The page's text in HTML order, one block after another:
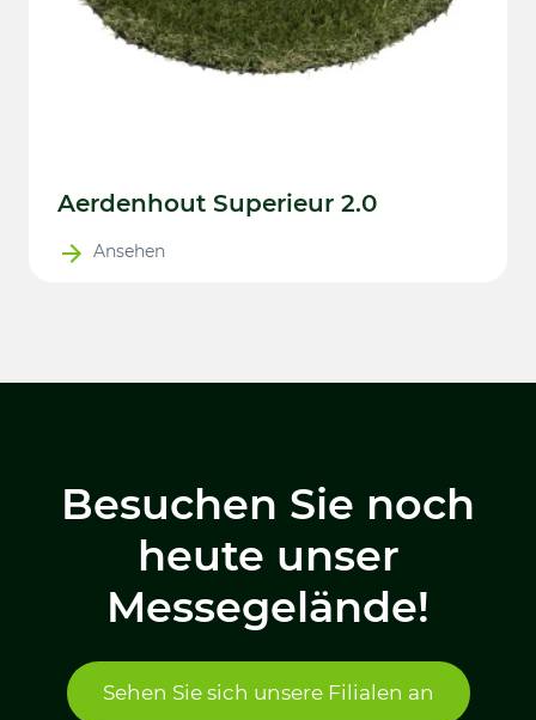
Aerdenhout Superieur 2.0
Ansehen
Besuchen Sie noch
heute unser
Messegelände!
Sehen Sie sich unsere Filialen an